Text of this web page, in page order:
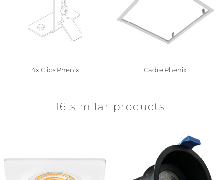
4x Clips Phenix Cadre Phenix
16 similar products